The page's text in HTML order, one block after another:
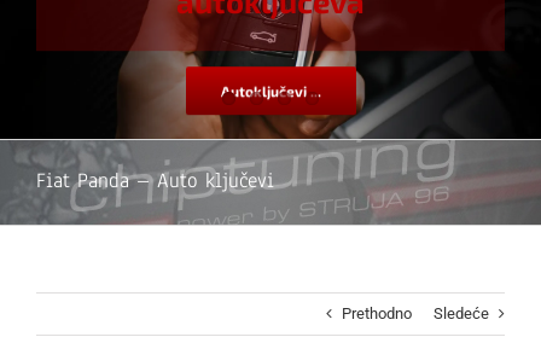
Autoključevi ...
Fiat Panda – Auto ključevi
Prethodno Sledeće